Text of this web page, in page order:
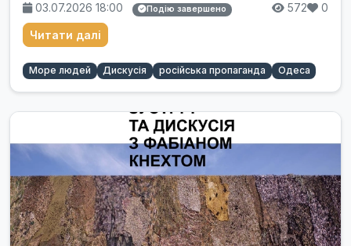
03.07.2026 18:00 Подію завершено 572 0
Читати далі
Море людей Дискусія російська пропаганда Одеса